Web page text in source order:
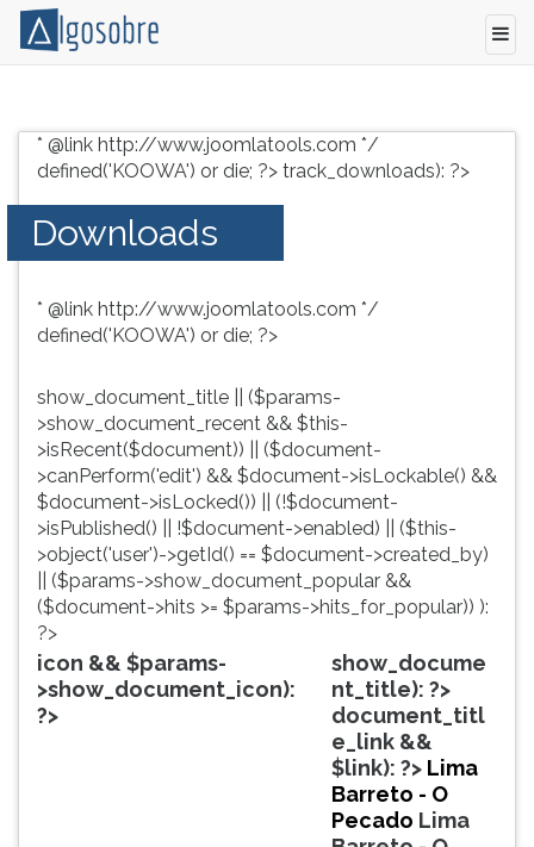
grátis
vestibular,
enem
concursos.
resumos
livros,
biografias,
profissões,
simulados
comentados.
Acessibilidade
leitor
TAB
depois
F
para
ouvir
conteúdo
principal
pular
essa
leitura
pressione
depois
pausar
* @link http://www.joomlatools.com */
defined('KOOWA') or die; ?> track_downloads): ?>
Downloads
* @link http://www.joomlatools.com */
defined('KOOWA') or die; ?>
show_document_title || ($params-
>show_document_recent && $this-
>isRecent($document)) || ($document-
>canPerform('edit') && $document->isLockable() &&
$document->isLocked()) || (!$document-
>isPublished() || !$document->enabled) || ($this-
>object('user')->getId() == $document->created_by)
|| ($params->show_document_popular &&
($document->hits >= $params->hits_for_popular)) ):
?>
icon && $params-
>show_document_icon):
?>
show_docume
nt_title): ?>
document_titl
e_link &&
$link): ?> Lima
Barreto - O
Pecado Lima